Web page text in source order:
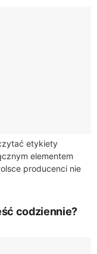
etykiety
elementem
producenci nie
codziennie?